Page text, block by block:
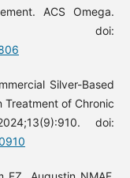
ACS Omega.
doi:
Silver-Based
Treatment of Chronic
doi: